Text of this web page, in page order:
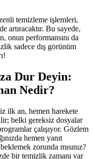
temizleme işlemleri,
artıracaktır. Bu sayede,
onun performansını da
sadece dış görünüm
Dur Deyin:
Nedir?
ilk an, hemen harekete
belki gereksiz dosyalar
çalışıyor. Gözlem
hemen yanıt
zorunda mısınız?
bir temizlik zamanı var